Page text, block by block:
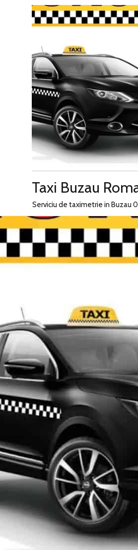
Taxi Buzau
Serviciu de taximetrie in Buzau